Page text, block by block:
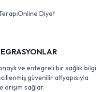
Online Diyet
ve entegreli bir sağlık bilgi
güvenilir altyapısıyla
erişim sağlar.